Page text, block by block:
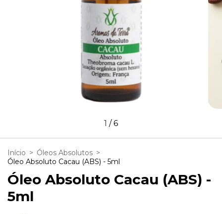
1 /6
Início > Óleos Absolutos >
Óleo Absoluto Cacau (ABS) - 5ml
Óleo Absoluto Cacau (ABS) -
5ml